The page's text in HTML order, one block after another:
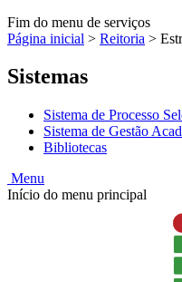
Fim do menu de serviços
Página inicial > Reitoria >
Sistemas
Sistema de Processo
Sistema de Gestão
Bibliotecas
Menu
Início do menu principal